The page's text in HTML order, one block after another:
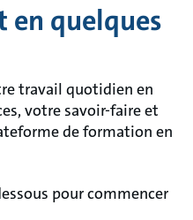
en quelques
travail quotidien en
votre savoir-faire et
de formation en
pour commencer